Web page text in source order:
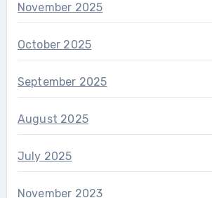
November 2025
October 2025
September 2025
August 2025
July 2025
November 2023